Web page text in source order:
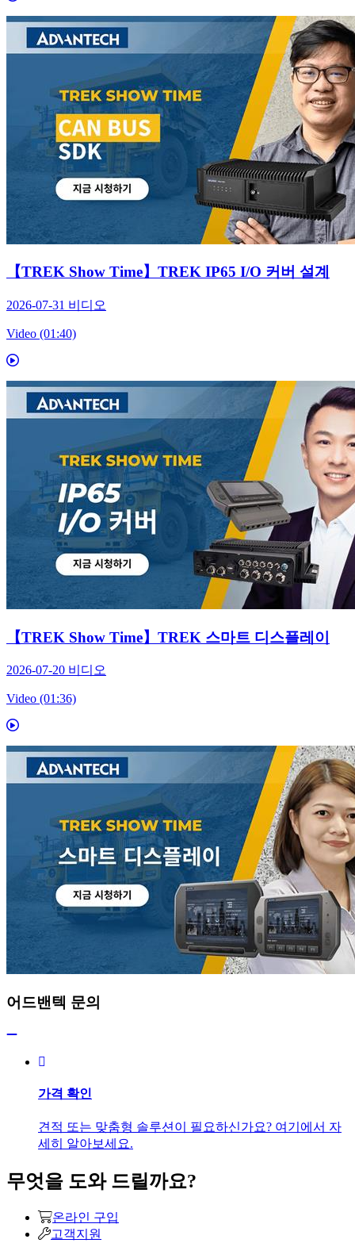
【TREK Show Time】TREK IP65 I/O 커버 설계
2026-07-31 비디오
Video (01:40)
【TREK Show Time】TREK 스마트 디스플레이
2026-07-20 비디오
Video (01:36)
어드밴텍 문의
가격 확인
견적 또는 맞춤형 솔루션이 필요하신가요? 여기에서 자
세히 알아보세요.
무엇을 도와 드릴까요?
온라인 구입
고객지원